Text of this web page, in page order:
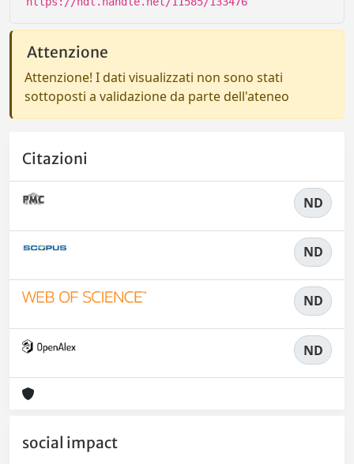
Attenzione
Attenzione! I dati visualizzati non sono stati
sottoposti a validazione da parte dell'ateneo
Citazioni
ND
ND
ND
ND
social impact